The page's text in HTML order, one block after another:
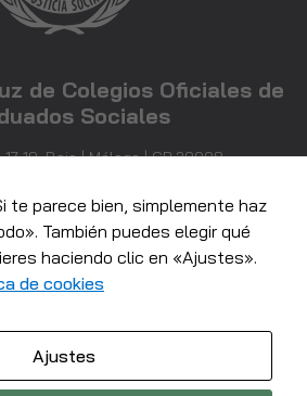
de Colegios Oficiales de
Sociales
19, Bajo | Málaga | CP 29008
de colegios Oficiales de Graduados
te parece bien, simplemente haz
También puedes elegir qué
haciendo clic en «Ajustes».
de cookies
Ajustes
Marketing
comportamiento
mientras visitas
nuestro sitio,
ofertas
personalizados.